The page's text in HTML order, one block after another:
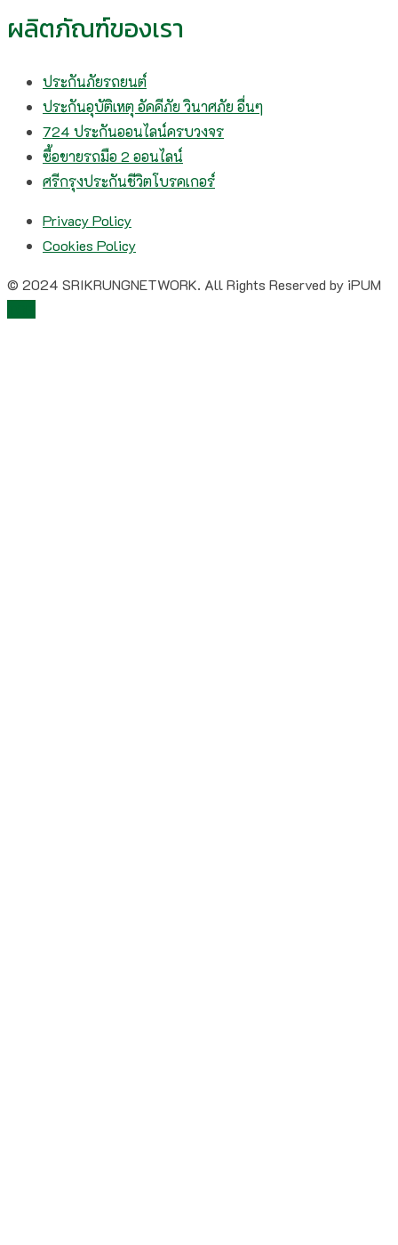
ผลิตภัณฑ์ของเรา
ประกันภัยรถยนต์
ประกันอุบัติเหตุ อัคคีภัย วินาศภัย อื่นๆ
724 ประกันออนไลน์ครบวงจร
ซื้อขายรถมือ 2 ออนไลน์
ศรีกรุงประกันชีวิตโบรคเกอร์
Privacy Policy
Cookies Policy
© 2024 SRIKRUNGNETWORK. All Rights Reserved by iPUM